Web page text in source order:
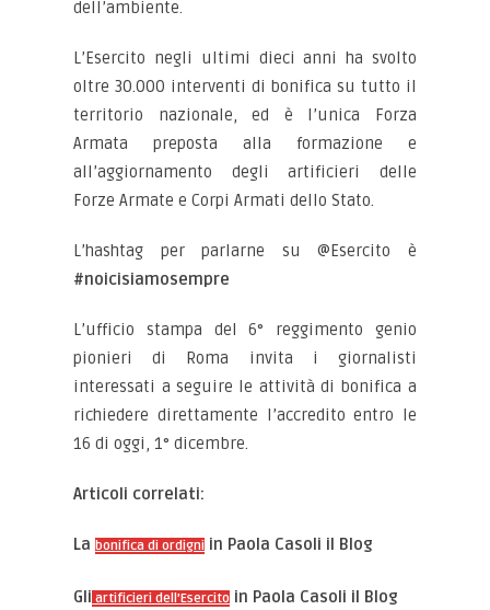
dell’ambiente.
L’Esercito negli ultimi dieci anni ha svolto
oltre 30.000 interventi di bonifica su tutto il
territorio nazionale, ed è l’unica Forza
Armata preposta alla formazione e
all’aggiornamento degli artificieri delle
Forze Armate e Corpi Armati dello Stato.
L’hashtag per parlarne su @Esercito è
#noicisiamosempre
L’ufficio stampa del 6° reggimento genio
pionieri di Roma invita i giornalisti
interessati a seguire le attività di bonifica a
richiedere direttamente l’accredito entro le
16 di oggi, 1° dicembre.
Articoli correlati:
Labonifica di ordigni in Paola Casoli il Blog
Gliartificieri dell’Esercito in Paola Casoli il Blog